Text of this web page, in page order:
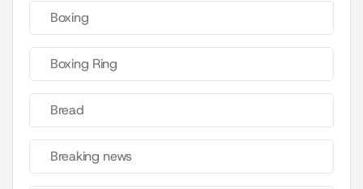
Boxing
Boxing Ring
Bread
Breaking news